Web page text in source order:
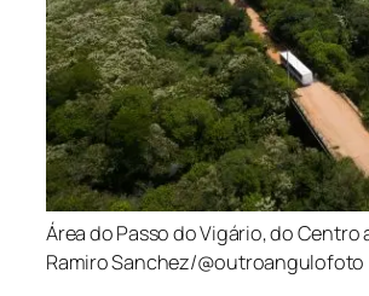
Área do Passo do Vigário, do Centro
Ramiro Sanchez/@outroangulofoto